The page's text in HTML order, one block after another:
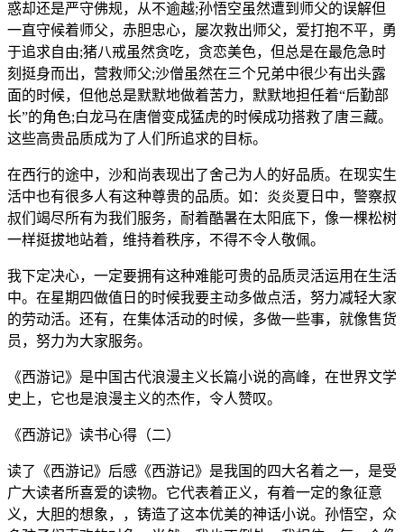
惑却还是严守佛规，从不逾越;孙悟空虽然遭到师父的误解但
一直守候着师父，赤胆忠心，屡次救出师父，爱打抱不平，勇
于追求自由;猪八戒虽然贪吃，贪恋美色，但总是在最危急时
刻挺身而出，营救师父;沙僧虽然在三个兄弟中很少有出头露
面的时候，但他总是默默地做着苦力，默默地担任着“后勤部
长”的角色;白龙马在唐僧变成猛虎的时候成功搭救了唐三藏。
这些高贵品质成为了人们所追求的目标。
在西行的途中，沙和尚表现出了舍己为人的好品质。在现实生
活中也有很多人有这种尊贵的品质。如：炎炎夏日中，警察叔
叔们竭尽所有为我们服务，耐着酷暑在太阳底下，像一棵松树
一样挺拔地站着，维持着秩序，不得不令人敬佩。
我下定决心，一定要拥有这种难能可贵的品质灵活运用在生活
中。在星期四做值日的时候我要主动多做点活，努力减轻大家
的劳动活。还有，在集体活动的时候，多做一些事，就像售货
员，努力为大家服务。
《西游记》是中国古代浪漫主义长篇小说的高峰，在世界文学
史上，它也是浪漫主义的杰作，令人赞叹。
《西游记》读书心得（二）
读了《西游记》后感《西游记》是我国的四大名着之一，是受
广大读者所喜爱的读物。它代表着正义，有着一定的象征意
义，大胆的想象，，铸造了这本优美的神话小说。孙悟空，众